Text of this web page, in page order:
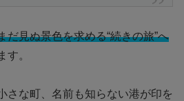
だ見ぬ景色を求める“続きの旅”へ
す。
さな町、名前も知らない港が印を